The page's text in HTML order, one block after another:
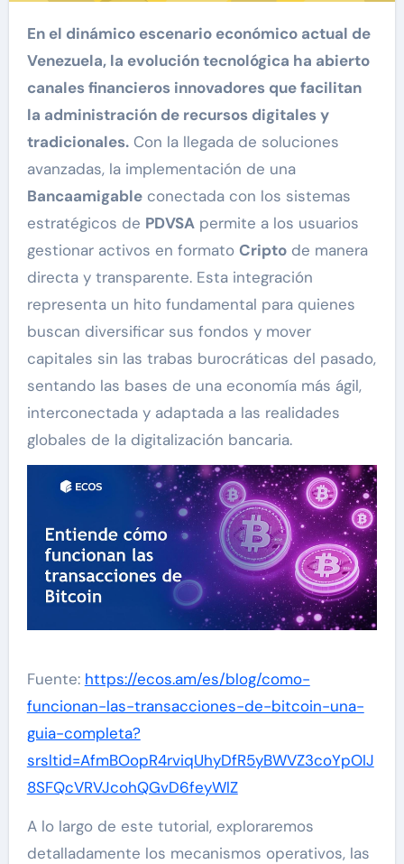
En el dinámico escenario económico actual de
Venezuela, la evolución tecnológica ha abierto
canales financieros innovadores que facilitan
la administración de recursos digitales y
tradicionales.Con la llegada de soluciones
avanzadas, la implementación de una
Bancaamigableconectada con los sistemas
estratégicos de PDVSApermite a los usuarios
gestionar activos en formato Criptode manera
directa y transparente. Esta integración
representa un hito fundamental para quienes
buscan diversificar sus fondos y mover
capitales sin las trabas burocráticas del pasado,
sentando las bases de una economía más ágil,
interconectada y adaptada a las realidades
globales de la digitalización bancaria.
Fuente: https://ecos.am/es/blog/como-
funcionan-las-transacciones-de-bitcoin-una-
guia-completa?
srsltid=AfmBOopR4rviqUhyDfR5yBWVZ3coYpOIJ
8SFQcVRVJcohQGvD6feyWlZ
A lo largo de este tutorial, exploraremos
detalladamente los mecanismos operativos, las